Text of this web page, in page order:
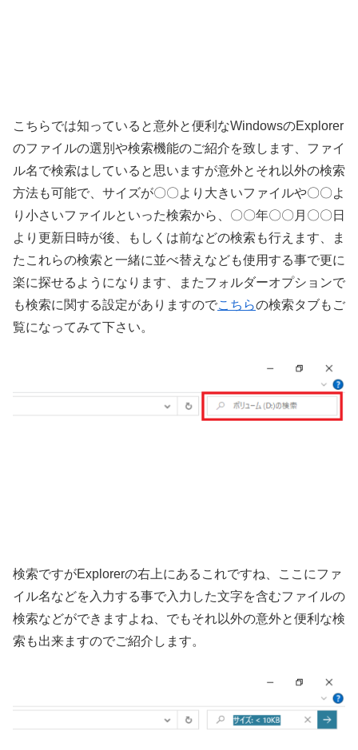
こちらでは知っていると意外と便利なWindowsのExplorer
のファイルの選別や検索機能のご紹介を致します、ファイ
ル名で検索はしていると思いますが意外とそれ以外の検索
方法も可能で、サイズが〇〇より大きいファイルや〇〇よ
り小さいファイルといった検索から、〇〇年〇〇月〇〇日
より更新日時が後、もしくは前などの検索も行えます、ま
たこれらの検索と一緒に並べ替えなども使用する事で更に
楽に探せるようになります、またフォルダーオプションで
も検索に関する設定がありますのでこちらの検索タブもご
覧になってみて下さい。
検索ですがExplorerの右上にあるこれですね、ここにファ
イル名などを入力する事で入力した文字を含むファイルの
検索などができますよね、でもそれ以外の意外と便利な検
索も出来ますのでご紹介します。